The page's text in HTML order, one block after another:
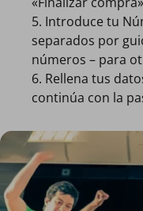
5. Introduce tu
separados por
números – para
6. Rellena tus
continúa con la